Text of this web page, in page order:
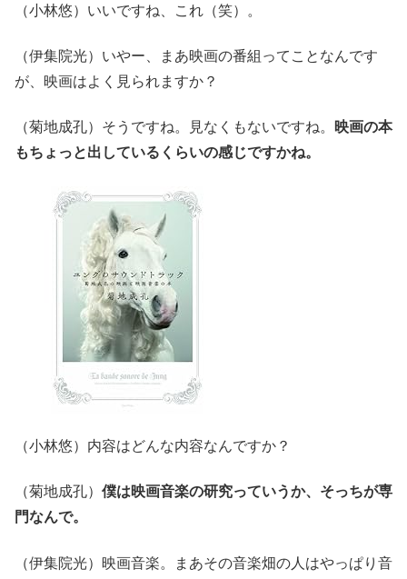
（小林悠）いいですね、これ（笑）。
（伊集院光）いやー、まあ映画の番組ってことなんです
が、映画はよく見られますか？
（菊地成孔）そうですね。見なくもないですね。
映画の本
もちょっと出しているくらいの感じですかね。
（小林悠）内容はどんな内容なんですか？
（菊地成孔） 僕は映画音楽の研究っていうか、そっちが専
門なんで。
（伊集院光）映画音楽。まあその音楽畑の人はやっぱり音